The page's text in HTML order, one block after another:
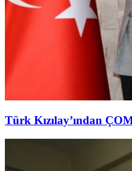
Türk Kızılay’ından